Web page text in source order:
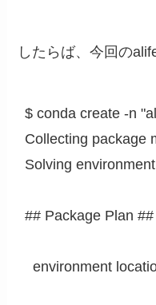
したらば、今回の
$ conda create -n
Collecting package
Solving
## Package Plan ##
environment